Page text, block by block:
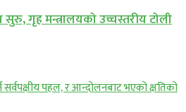
गृह मन्त्रालयको उच्चस्तरीय टोली